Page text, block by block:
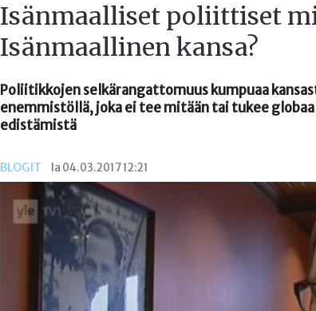
Isänmaalliset poliittiset
Isänmaallinen kansa?
Poliitikkojen selkärangattomuus kumpuaa
enemmistöllä, joka ei tee mitään tai tukee
edistämistä
BLOGIT la 04.03.2017 12:21